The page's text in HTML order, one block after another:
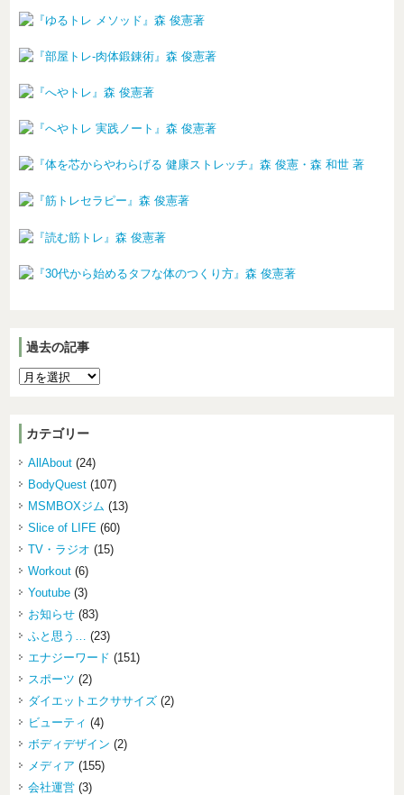
過去の記事
カテゴリー
AllAbout (24)
BodyQuest (107)
MSMBOXジム (13)
Slice of LIFE (60)
TV・ラジオ (15)
Workout (6)
Youtube (3)
お知らせ (83)
ふと思う…
(23)
エナジーワード (151)
スポーツ (2)
ダイエットエクササイズ (2)
ビューティ (4)
ボディデザイン (2)
メディア (155)
会社運営 (3)